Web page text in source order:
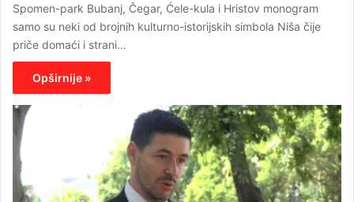
Spomen-park Bubanj, Čegar, Ćele-kula i Hristov monogram
samo su neki od brojnih kulturno-istorijskih simbola Niša čije
priče domaći i strani…
Opširnije »